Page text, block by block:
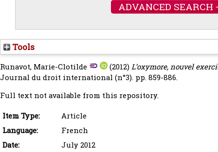
ADVANCED SEARCH
Tools
Runavot, Marie-Clotilde (2012)L’oxymore, nouvel
Journal du droit international (n°3). pp. 859-886.
Full text not available from this repository.
Item Type:
Article
Language:
French
Date:
July 2012